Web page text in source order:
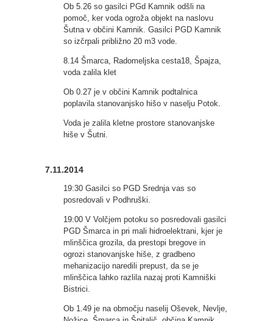
Ob 5.26 so gasilci PGd Kamnik odšli na
pomoč, ker voda ogroža objekt na naslovu
Šutna v občini Kamnik. Gasilci PGD Kamnik
so izčrpali približno 20 m3 vode.
8.14 Šmarca, Radomeljska cesta18, Špajza,
voda zalila klet
Ob 0.27 je v občini Kamnik podtalnica
poplavila stanovanjsko hišo v naselju Potok.
Voda je zalila kletne prostore stanovanjske
hiše v Šutni.
7.11.2014
19:30 Gasilci so PGD Srednja vas so
posredovali v Podhruški.
19:00 V Volčjem potoku so posredovali gasilci
PGD Šmarca in pri mali hidroelektrani, kjer je
mlinščica grozila, da prestopi bregove in
ogrozi stanovanjske hiše, z gradbeno
mehanizacijo naredili prepust, da se je
mlinščica lahko razlila nazaj proti Kamniški
Bistrici.
Ob 1.49 je na območju naselij Oševek, Nevlje,